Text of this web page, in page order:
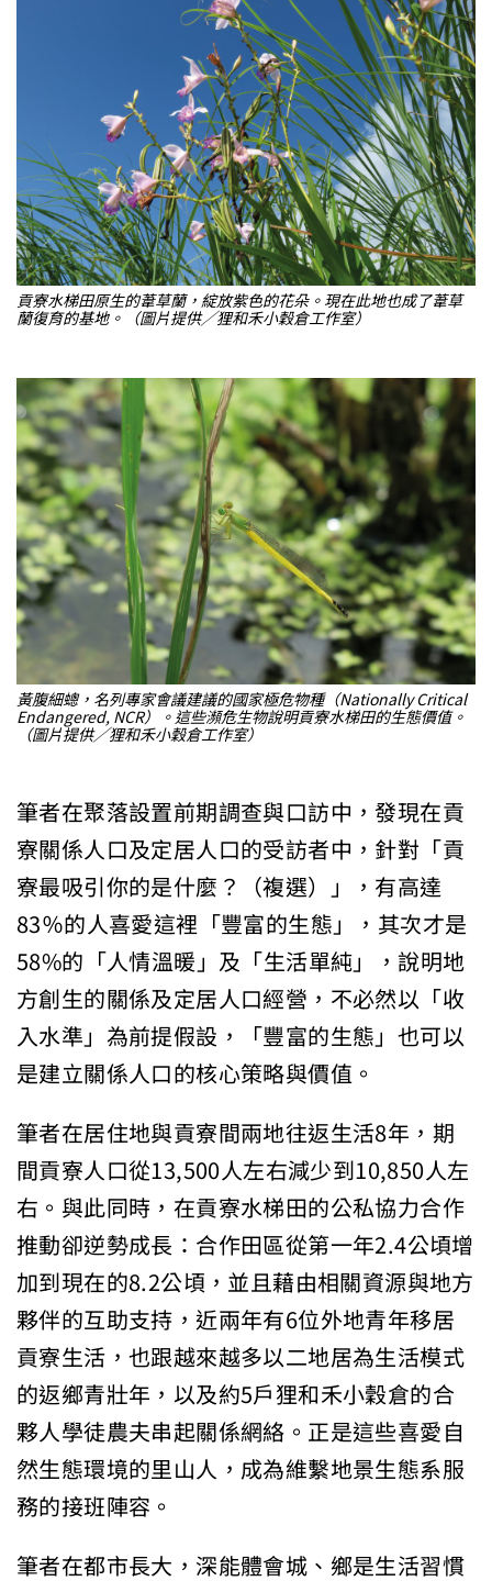
貢寮水梯田原生的葦草蘭，綻放紫色的花朵。現在此地也成了葦草
蘭復育的基地。（圖片提供╱狸和禾小穀倉工作室）
黃腹細蟌，名列專家會議建議的國家極危物種（Nationally Critical
Endangered, NCR）。這些瀕危生物說明貢寮水梯田的生態價值。
（圖片提供╱狸和禾小穀倉工作室）
筆者在聚落設置前期調查與口訪中，發現在貢
寮關係人口及定居人口的受訪者中，針對「貢
寮最吸引你的是什麼？（複選）」，有高達
83％的人喜愛這裡「豐富的生態」，其次才是
58%的「人情溫暖」及「生活單純」，說明地
方創生的關係及定居人口經營，不必然以「收
入水準」為前提假設，「豐富的生態」也可以
是建立關係人口的核心策略與價值。
筆者在居住地與貢寮間兩地往返生活8年，期
間貢寮人口從13,500人左右減少到10,850人左
右。與此同時，在貢寮水梯田的公私協力合作
推動卻逆勢成長：合作田區從第一年2.4公頃增
加到現在的8.2公頃，並且藉由相關資源與地方
夥伴的互助支持，近兩年有6位外地青年移居
貢寮生活，也跟越來越多以二地居為生活模式
的返鄉青壯年，以及約5戶狸和禾小穀倉的合
夥人學徒農夫串起關係網絡。正是這些喜愛自
然生態環境的里山人，成為維繫地景生態系服
務的接班陣容。
筆者在都市長大，深能體會城、鄉是生活習慣